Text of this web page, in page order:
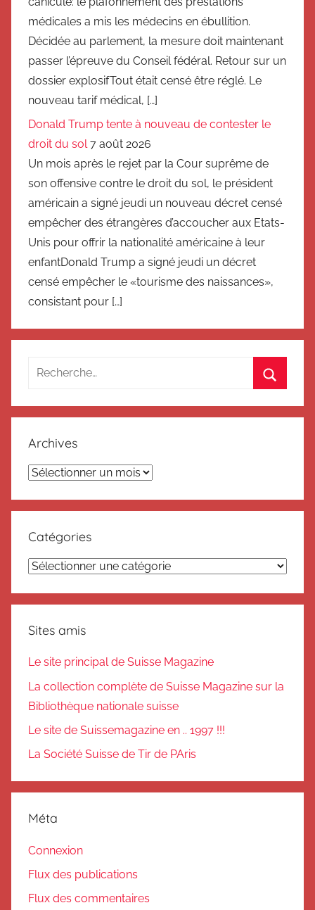
médicales a mis les médecins en ébullition.
Décidée au parlement, la mesure doit maintenant
passer l’épreuve du Conseil fédéral. Retour sur un
dossier explosifTout était censé être réglé. Le
nouveau tarif médical, […]
Donald Trump tente à nouveau de contester le
droit du sol 7 août 2026
Un mois après le rejet par la Cour suprême de
son offensive contre le droit du sol, le président
américain a signé jeudi un nouveau décret censé
empêcher des étrangères d’accoucher aux Etats-
Unis pour offrir la nationalité américaine à leur
enfantDonald Trump a signé jeudi un décret
censé empêcher le «tourisme des naissances»,
consistant pour […]
Recherche
:
Archives
Archives
Catégories
Catégories
Sites amis
Le site principal de Suisse Magazine
La collection complète de Suisse Magazine sur la
Bibliothèque nationale suisse
Le site de Suissemagazine en .. 1997 !!!
La Société Suisse de Tir de PAris
Méta
Connexion
Flux des publications
Flux des commentaires